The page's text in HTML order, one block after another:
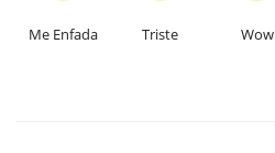
Me Enfada Triste Wow